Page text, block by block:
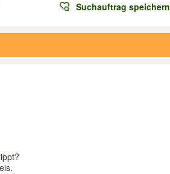
Suchauftrag speichern